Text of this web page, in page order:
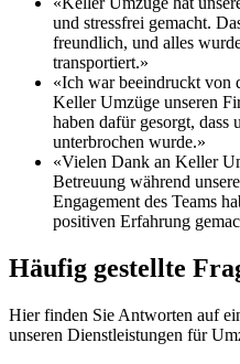
und stressfrei gemacht.
freundlich, und alles
transportiert.»
«Ich war beeindruckt von
Keller Umzüge unseren
haben dafür gesorgt, dass
unterbrochen wurde.»
«Vielen Dank an Keller
Betreuung während
Engagement des Teams
positiven Erfahrung
Häufig gestellte
Hier finden Sie Antworten auf
unseren Dienstleistungen für